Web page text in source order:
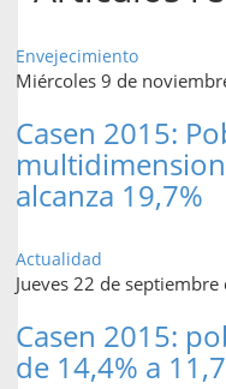
Envejecimiento
Miércoles 9 de
Casen 2015:
alcanza 19,7%
Actualidad
Jueves 22 de septiembre
Casen 2015:
de 14,4% a